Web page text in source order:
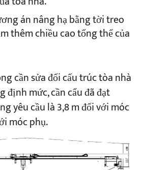
án nâng hạ bằng tời treo
thêm chiều cao tổng thể của
cần sửa đổi cấu trúc tòa nhà
định mức, cần cẩu đã đạt
yêu cầu là 3,8 m đối với móc
móc phụ.